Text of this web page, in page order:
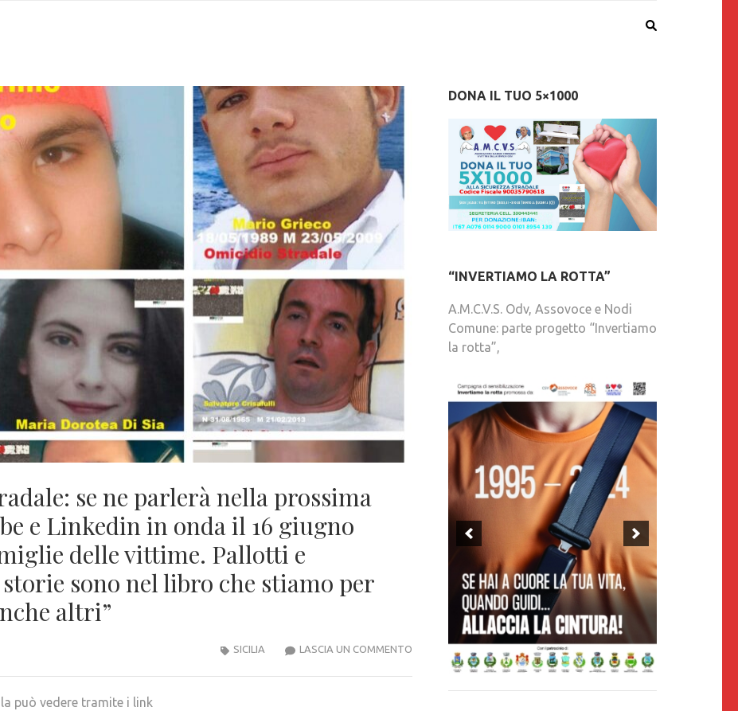
se ne parlerà nella prossima
e Linkedin in onda il 16 giugno
delle vittime. Pallotti e
sono nel libro che stiamo per
altri”
LASCIA UN COMMENTOSETTE
SICILIA
può vedere tramite i link
DONA IL TUO 5×1000
“INVERTIAMO LA ROTTA”
A.M.C.V.S. Odv, Assovoce e Nodi
Comune: parte progetto “Invertiamo
la rotta”,